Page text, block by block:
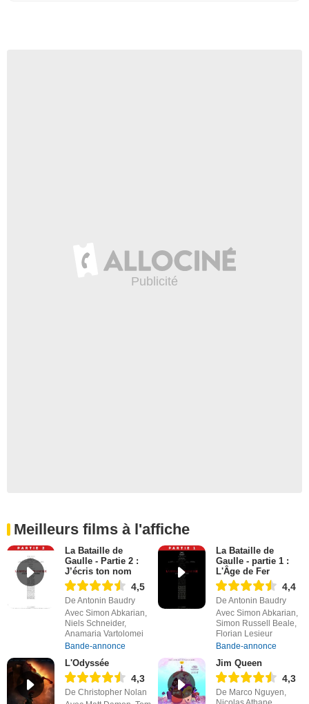
Meilleurs films à l'affiche
La Bataille de
Gaulle - Partie 2 :
J’écris ton nom
4,5
De Antonin Baudry
Avec Simon Abkarian,
Niels Schneider,
Anamaria Vartolomei
Bande-annonce
La Bataille de
Gaulle - partie 1 :
L'Âge de Fer
4,4
De Antonin Baudry
Avec Simon Abkarian,
Simon Russell Beale,
Florian Lesieur
Bande-annonce
L'Odyssée
4,3
De Christopher Nolan
Jim Queen
4,3
De Marco Nguyen,